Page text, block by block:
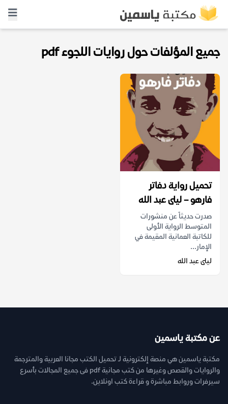
جميع المؤلفات حول روايات اللجوء pdf
تحميل رواية دفاتر
فارهو – ليلى عبد الله
صدرت حديثاً عن منشورات
المتوسط الرواية الأولى
للكاتبة العمانية المقيمة في
الإمار...
ليلى عبد الله
عن مكتبة ياسمين
مكتبة ياسمين هي منصة إلكترونية لـ تحميل الكتب مجانا العربية والمترجمة
والروايات والقصص وغيرها من كتب مجانية pdf فى جميع المجالات بأسرع
سيرفرات وروابط مباشرة و قراءة كتب اونلاين.